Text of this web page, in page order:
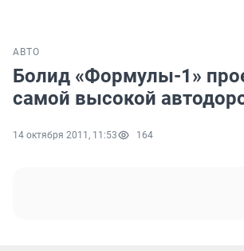
АВТО
Болид «Формулы-1»
самой высокой
14 октября 2011, 11:53 164